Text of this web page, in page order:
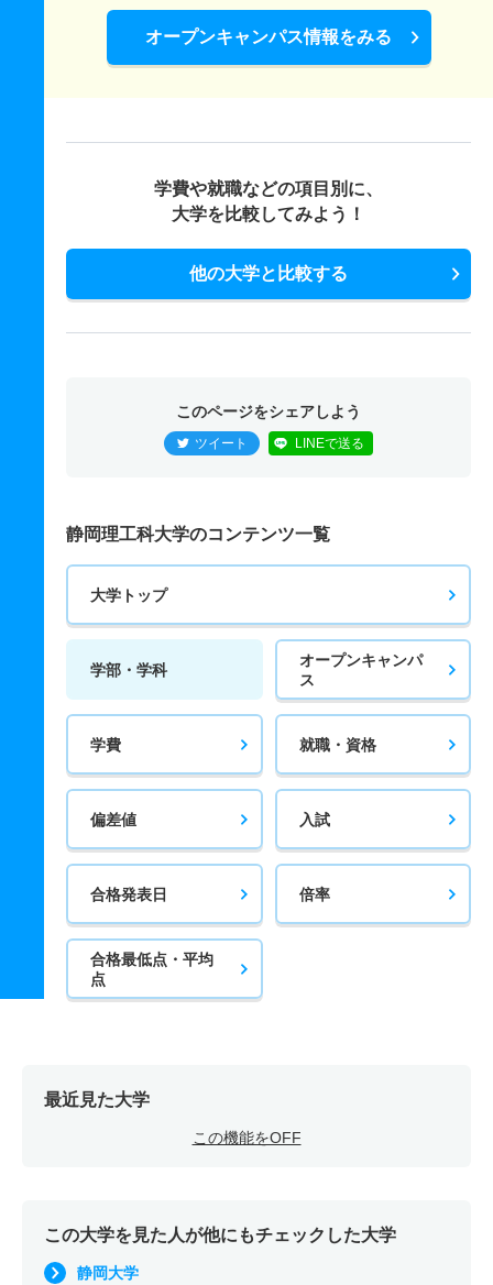
オープンキャンパス情報をみる
学費や就職などの項目別に、
大学を比較してみよう！
他の大学と比較する
このページをシェアしよう
ツイート LINEで送る
静岡理工科大学のコンテンツ一覧
大学トップ
学部・学科
オープンキャンパ
ス
学費 就職・資格
偏差値 入試
合格発表日 倍率
合格最低点・平均
点
最近見た大学
この機能をOFF
この大学を見た人が他にもチェックした大学
静岡大学